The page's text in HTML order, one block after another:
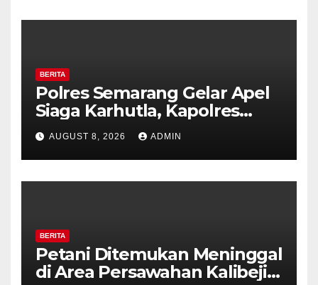
BERITA
Polres Semarang Gelar Apel
Siaga Karhutla, Kapolres
Tekankan Sinergi dan
Kesiapsiagaan Hadapi Musim
Kemarau.
AUGUST 8, 2026 ADMIN
BERITA
Petani Ditemukan Meninggal
di Area Persawahan Kalibeji,